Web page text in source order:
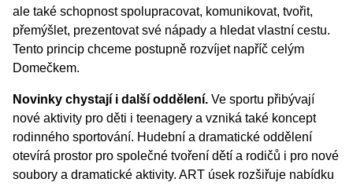
ale také schopnost spolupracovat, komunikovat, tvořit,
přemýšlet, prezentovat své nápady a hledat vlastní cestu.
Tento princip chceme postupně rozvíjet napříč celým
Domečkem.
Novinky chystají i další oddělení. Ve sportu přibývají
nové aktivity pro děti i teenagery a vzniká také koncept
rodinného sportování. Hudební a dramatické oddělení
otevírá prostor pro společné tvoření dětí a rodičů i pro nové
soubory a dramatické aktivity. ART úsek rozšiřuje nabídku